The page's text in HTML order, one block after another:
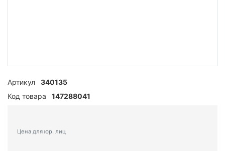
Артикул
340135
Код товара
147288041
Цена для юр. лиц